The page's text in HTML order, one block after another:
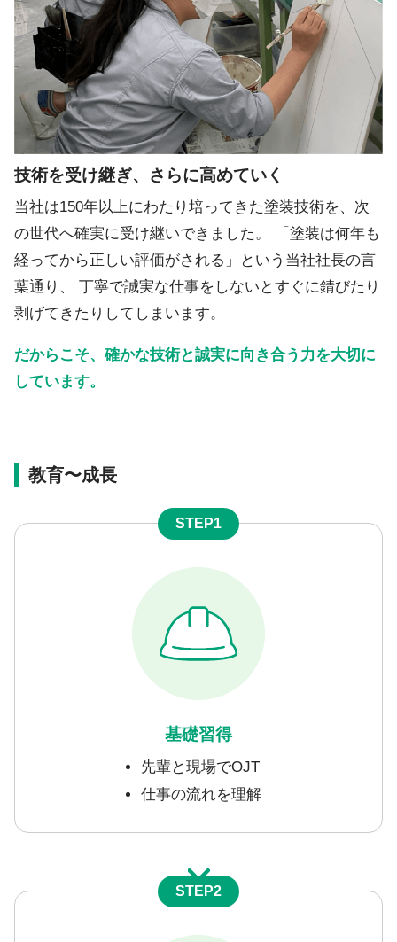
技術を受け継ぎ、さらに高めていく
当社は150年以上にわたり培ってきた塗装技術を、次
の世代へ確実に受け継いできました。 「塗装は何年も
経ってから正しい評価がされる」という当社社長の言
葉通り、 丁寧で誠実な仕事をしないとすぐに錆びたり
剥げてきたりしてしまいます。
だからこそ、確かな技術と誠実に向き合う力を大切に
しています。
教育〜成長
STEP1
基礎習得
先輩と現場でOJT
仕事の流れを理解
STEP2